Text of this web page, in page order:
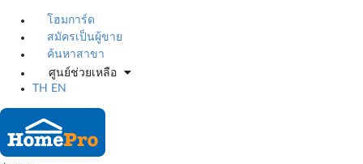
โฮมการ์ด
สมัครเป็นผู้ขาย
ค้นหาสาขา
ศูนย์ช่วยเหลือ
TH
EN